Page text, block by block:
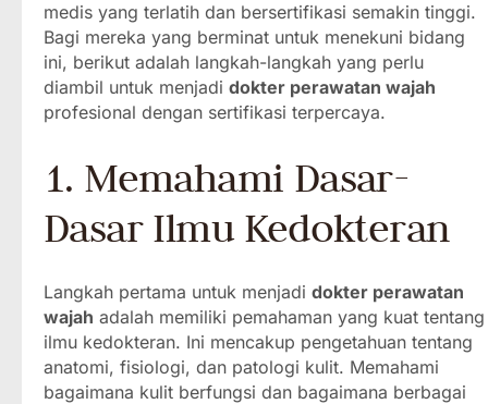
medis yang terlatih dan bersertifikasi semakin tinggi.
Bagi mereka yang berminat untuk menekuni bidang
ini, berikut adalah langkah-langkah yang perlu
diambil untuk menjadi dokter perawatan wajah
profesional dengan sertifikasi terpercaya.
1. Memahami Dasar-
Dasar Ilmu Kedokteran
Langkah pertama untuk menjadi dokter perawatan
wajah adalah memiliki pemahaman yang kuat tentang
ilmu kedokteran. Ini mencakup pengetahuan tentang
anatomi, fisiologi, dan patologi kulit. Memahami
bagaimana kulit berfungsi dan bagaimana berbagai